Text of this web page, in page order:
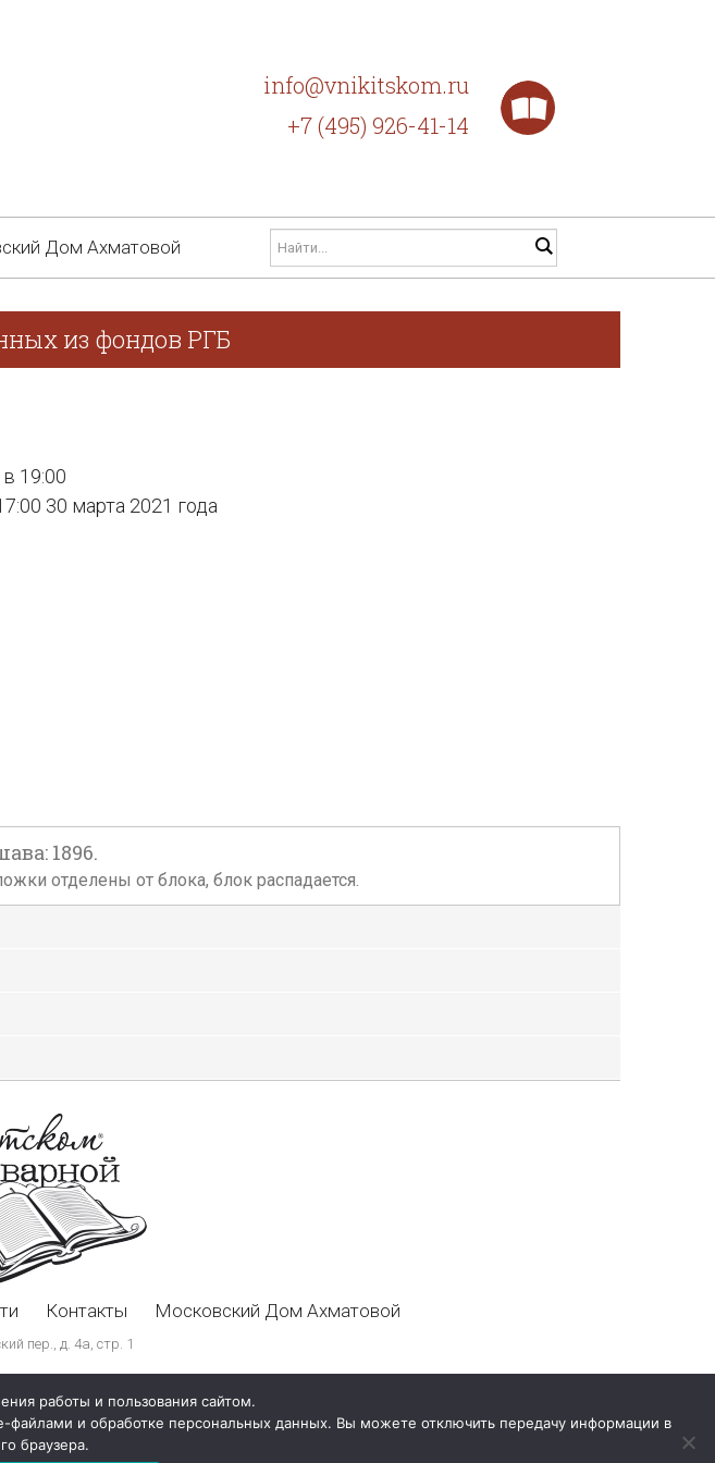
info@vnikitskom.ru
+7 (495) 926-41-14
Дом Ахматовой
из фондов РГБ
19:00
30 марта 2021 года
1896.
отделены от блока, блок распадается.
Контакты Московский Дом Ахматовой
пер., д. 4а, стр. 1
работы и пользования сайтом.
файлами и обработке персональных данных. Вы можете отключить передачу информации в
браузера.